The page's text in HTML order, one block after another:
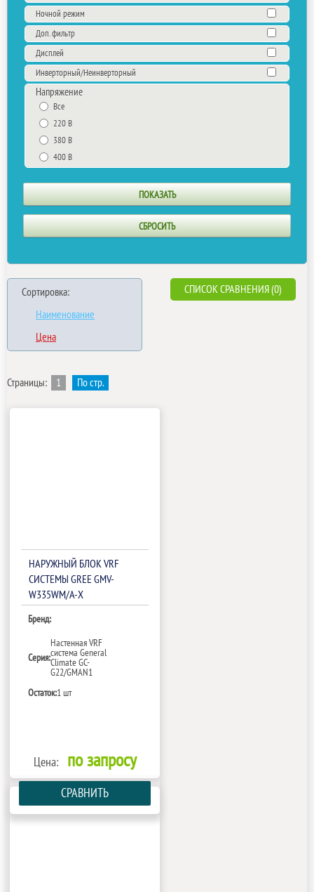
Ночной режим
Доп. фильтр
Дисплей
Инверторный/Неинверторный
Напряжение
Все
220 В
380 В
400 В
Сортировка:
Наименование
Цена
СПИСОК СРАВНЕНИЯ (0)
Страницы: 1 По стр.
НАРУЖНЫЙ БЛОК VRF
СИСТЕМЫ GREE GMV-
W335WM/A-X
Бренд:
Серия:
Настенная VRF
система General
Climate GC-
G22/GMAN1
Остаток:1 шт
Цена: по запросу
СРАВНИТЬ